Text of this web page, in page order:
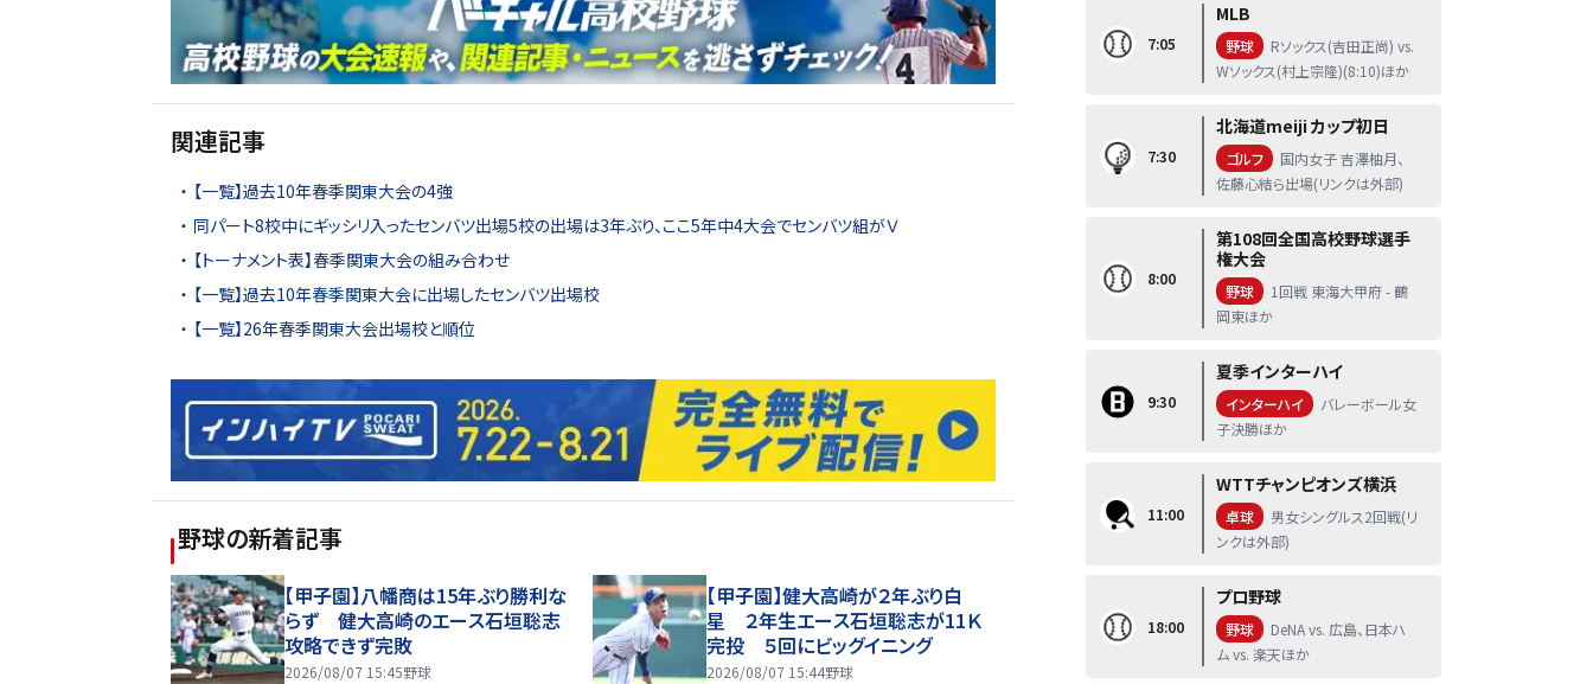
関連記事
【一覧】過去10年春季関東大会の4強
同パート8校中にギッシリ入ったセンバツ出場5校の出場は3年ぶり、ここ5年中4大会でセンバツ組がＶ
【トーナメント表】春季関東大会の組み合わせ
【一覧】過去10年春季関東大会に出場したセンバツ出場校
【一覧】26年春季関東大会出場校と順位
野球の新着記事
【甲子園】八幡商は15年ぶり勝利な
らず 健大高崎のエース石垣聡志
攻略できず完敗
2026/08/07 15:45野球
【甲子園】健大高崎が２年ぶり白
星 ２年生エース石垣聡志が11Ｋ
完投 ５回にビッグイニング
2026/08/07 15:44野球
7:05
MLB
野球
Rソックス(吉田正尚) vs.
Wソックス(村上宗隆)(8:10)ほか
7:30
北海道meiji カップ初日
ゴルフ
国内女子 吉澤柚月、
佐藤心結ら出場(リンクは外部)
8:00
第108回全国高校野球選手
権大会
野球
1回戦 東海大甲府 - 鶴
岡東ほか
9:30
夏季インターハイ
インターハイ
バレーボール女
子決勝ほか
11:00
WTTチャンピオンズ横浜
卓球
男女シングルス2回戦(リ
ンクは外部)
18:00
プロ野球
野球
DeNA vs. 広島、日本ハ
ム vs. 楽天ほか